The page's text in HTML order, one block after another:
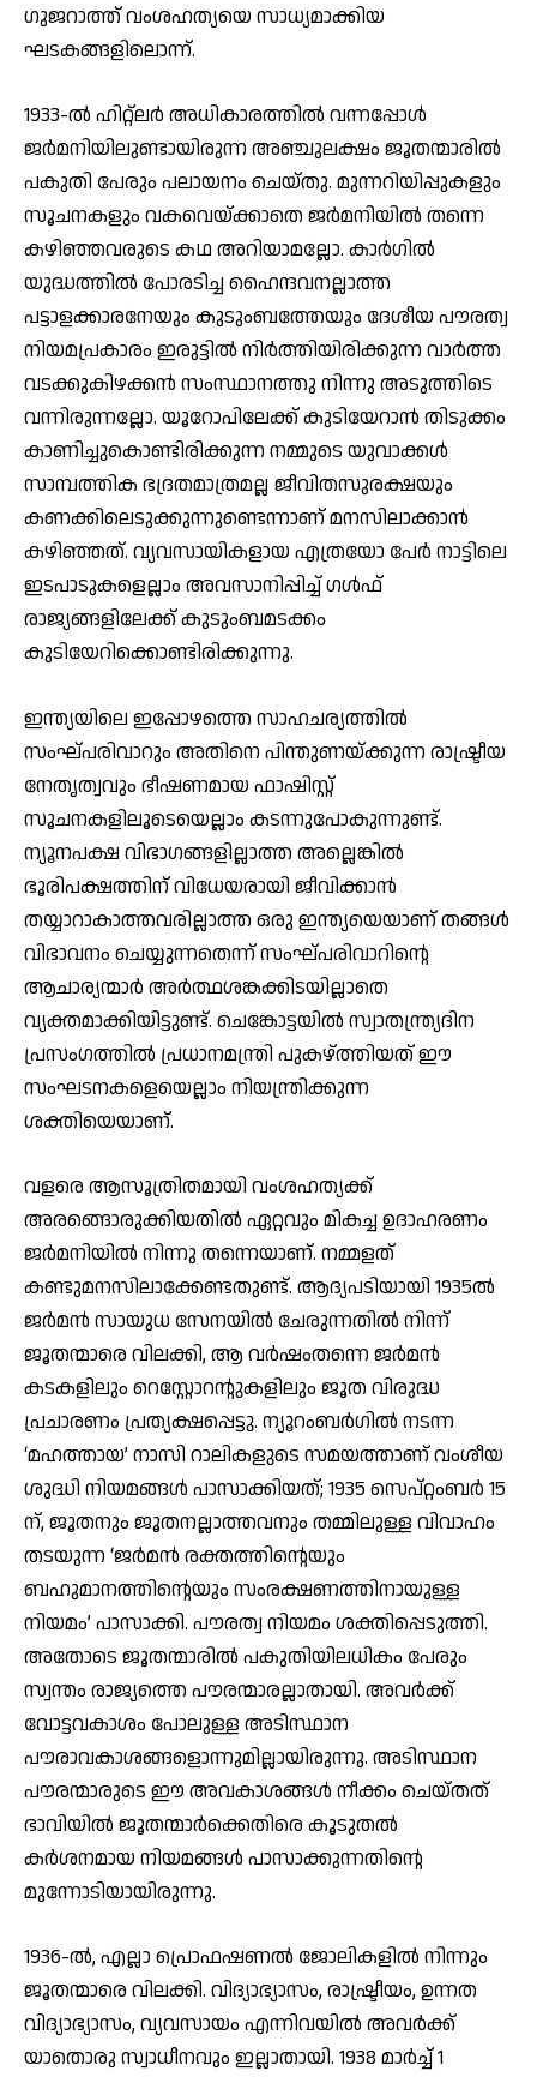
ഗുജറാത്ത് വംശഹത്യയെ സാധ്യമാക്കിയ
ഘടകങ്ങളിലൊന്ന്.
1933-ല്‍ ഹിറ്റ്ലര്‍ അധികാരത്തില്‍ വന്നപ്പോള്‍
ജര്‍മനിയിലുണ്ടായിരുന്ന അഞ്ചുലക്ഷം ജൂതന്മാരില്‍
പകുതി പേരും പലായനം ചെയ്തു. മുന്നറിയിപ്പുകളും
സൂചനകളും വകവെയ്ക്കാതെ ജര്‍മനിയില്‍ തന്നെ
കഴിഞ്ഞവരുടെ കഥ അറിയാമല്ലോ. കാര്‍ഗില്‍
യുദ്ധത്തില്‍ പോരടിച്ച ഹൈന്ദവനല്ലാത്ത
പട്ടാളക്കാരനേയും കുടുംബത്തേയും ദേശീയ പൗരത്വ
നിയമപ്രകാരം ഇരുട്ടില്‍ നിര്‍ത്തിയിരിക്കുന്ന വാര്‍ത്ത
വടക്കുകിഴക്കന്‍ സംസ്ഥാനത്തു നിന്നു അടുത്തിടെ
വന്നിരുന്നല്ലോ. യൂറോപിലേക്ക് കുടിയേറാന്‍ തിടുക്കം
കാണിച്ചുകൊണ്ടിരിക്കുന്ന നമ്മുടെ യുവാക്കള്‍
സാമ്പത്തിക ഭദ്രതമാത്രമല്ല ജീവിതസുരക്ഷയും
കണക്കിലെടുക്കുന്നുണ്ടെന്നാണ് മനസിലാക്കാന്‍
കഴിഞ്ഞത്. വ്യവസായികളായ എത്രയോ പേര്‍ നാട്ടിലെ
ഇടപാടുകളെല്ലാം അവസാനിപ്പിച്ച് ഗള്‍ഫ്
രാജ്യങ്ങളിലേക്ക് കുടുംബമടക്കം
കുടിയേറിക്കൊണ്ടിരിക്കുന്നു.
ഇന്ത്യയിലെ ഇപ്പോഴത്തെ സാഹചര്യത്തില്‍
സംഘ്പരിവാറും അതിനെ പിന്തുണയ്ക്കുന്ന രാഷ്ട്രീയ
നേതൃത്വവും ഭീഷണമായ ഫാഷിസ്റ്റ്
സൂചനകളിലൂടെയെല്ലാം കടന്നുപോകുന്നുണ്ട്.
ന്യൂനപക്ഷ വിഭാഗങ്ങളില്ലാത്ത അല്ലെങ്കില്‍
ഭൂരിപക്ഷത്തിന് വിധേയരായി ജീവിക്കാന്‍
തയ്യാറാകാത്തവരില്ലാത്ത ഒരു ഇന്ത്യയെയാണ് തങ്ങള്‍
വിഭാവനം ചെയ്യുന്നതെന്ന് സംഘ്പരിവാറിന്റെ
ആചാര്യന്മാര്‍ അര്‍ത്ഥശങ്കക്കിടയില്ലാതെ
വ്യക്തമാക്കിയിട്ടുണ്ട്. ചെങ്കോട്ടയില്‍ സ്വാതന്ത്ര്യദിന
പ്രസംഗത്തില്‍ പ്രധാനമന്ത്രി പുകഴ്ത്തിയത് ഈ
സംഘടനകളെയെല്ലാം നിയന്ത്രിക്കുന്ന
ശക്തിയെയാണ്.
വളരെ ആസൂത്രിതമായി വംശഹത്യക്ക്
അരങ്ങൊരുക്കിയതില്‍ ഏറ്റവും മികച്ച ഉദാഹരണം
ജര്‍മനിയില്‍ നിന്നു തന്നെയാണ്. നമ്മളത്
കണ്ടുമനസിലാക്കേണ്ടതുണ്ട്. ആദ്യപടിയായി 1935ല്‍
ജര്‍മന്‍ സായുധ സേനയില്‍ ചേരുന്നതില്‍ നിന്ന്
ജൂതന്മാരെ വിലക്കി, ആ വര്‍ഷംതന്നെ ജര്‍മന്‍
കടകളിലും റെസ്റ്റോറന്റുകളിലും ജൂത വിരുദ്ധ
പ്രചാരണം പ്രത്യക്ഷപ്പെട്ടു. ന്യൂറംബര്‍ഗില്‍ നടന്ന
‘മഹത്തായ’ നാസി റാലികളുടെ സമയത്താണ് വംശീയ
ശുദ്ധി നിയമങ്ങള്‍ പാസാക്കിയത്; 1935 സെപ്റ്റംബര്‍ 15
ന്, ജൂതനും ജൂതനല്ലാത്തവനും തമ്മിലുള്ള വിവാഹം
തടയുന്ന ‘ജര്‍മന്‍ രക്തത്തിന്റെയും
ബഹുമാനത്തിന്റെയും സംരക്ഷണത്തിനായുള്ള
നിയമം’ പാസാക്കി. പൗരത്വ നിയമം ശക്തിപ്പെടുത്തി.
അതോടെ ജൂതന്മാരില്‍ പകുതിയിലധികം പേരും
സ്വന്തം രാജ്യത്തെ പൗരന്മാരല്ലാതായി. അവര്‍ക്ക്
വോട്ടവകാശം പോലുള്ള അടിസ്ഥാന
പൗരാവകാശങ്ങളൊന്നുമില്ലായിരുന്നു. അടിസ്ഥാന
പൗരന്മാരുടെ ഈ അവകാശങ്ങള്‍ നീക്കം ചെയ്തത്
ഭാവിയില്‍ ജൂതന്മാര്‍ക്കെതിരെ കൂടുതല്‍
കര്‍ശനമായ നിയമങ്ങള്‍ പാസാക്കുന്നതിന്റെ
മുന്നോടിയായിരുന്നു.
1936-ല്‍, എല്ലാ പ്രൊഫഷണല്‍ ജോലികളില്‍ നിന്നും
ജൂതന്മാരെ വിലക്കി. വിദ്യാഭ്യാസം, രാഷ്ട്രീയം, ഉന്നത
വിദ്യാഭ്യാസം, വ്യവസായം എന്നിവയില്‍ അവര്‍ക്ക്
യാതൊരു സ്വാധീനവും ഇല്ലാതായി. 1938 മാര്‍ച്ച് 1